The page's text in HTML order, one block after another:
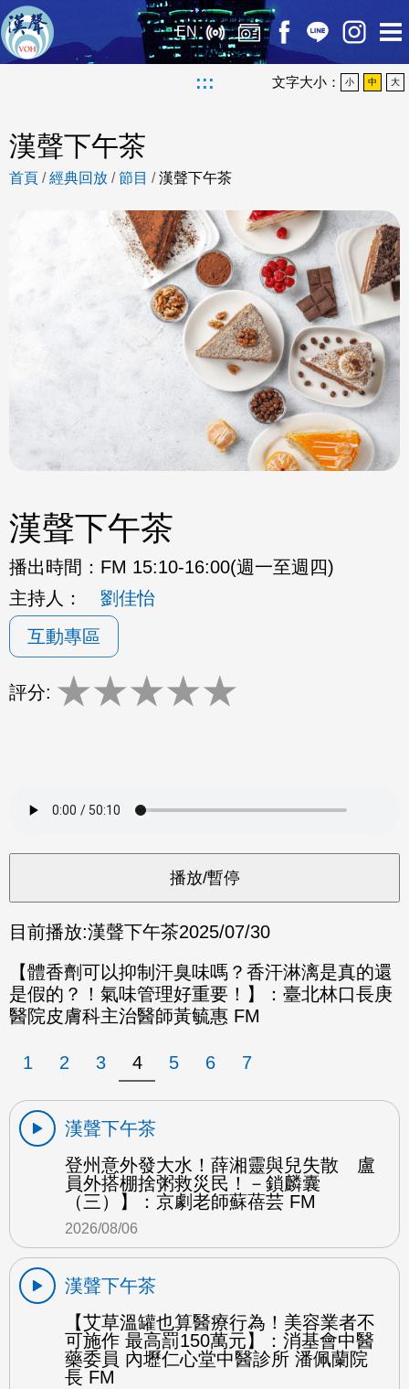
EN
::: 文字大小： 小 中 大
漢聲下午茶
首頁 /經典回放 /節目 /漢聲下午茶
漢聲下午茶
播出時間： FM 15:10-16:00(週一至週四)
主持人：
劉佳怡
互動專區
評分: ★★★★★
目前播放:漢聲下午茶2025/07/30
【體香劑可以抑制汗臭味嗎？香汗淋漓是真的還
是假的？！氣味管理好重要！】：臺北林口長庚
醫院皮膚科主治醫師黃毓惠 FM
1 2 3 4 5 6 7
漢聲下午茶
登州意外發大水！薛湘靈與兒失散 盧
員外搭棚捨粥救災民！－鎖麟囊
（三）】：京劇老師蘇蓓芸 FM
2026/08/06
漢聲下午茶
【艾草溫罐也算醫療行為！美容業者不
可施作 最高罰150萬元】：消基會中醫
藥委員 內壢仁心堂中醫診所 潘佩蘭院
長 FM